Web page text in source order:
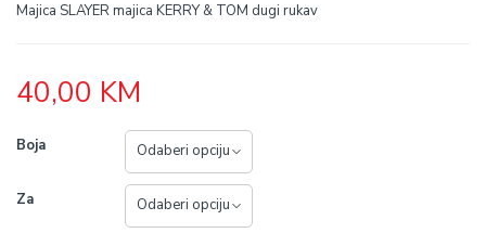
Majica SLAYER majica KERRY & TOM dugi rukav
40,00 KM
Boja
Za